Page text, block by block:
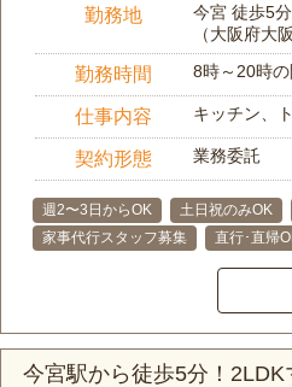
勤務地
今宮 徒歩5分
（大阪府大
勤務時間 8時～20時
仕事内容 キッチン、
契約形態 業務委託
週2〜3日からOK 土日祝のみOK
家事代行スタッフ募集
直行･直帰
今宮駅から徒歩5分！2LDK